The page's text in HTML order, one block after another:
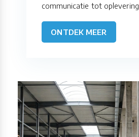
communicatie tot oplevering.
ONTDEK MEER